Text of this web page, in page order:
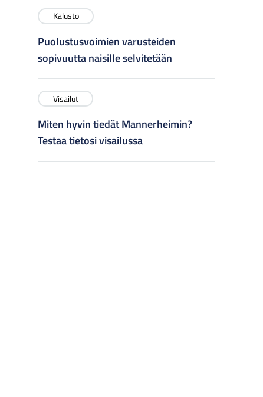
Kalusto
Puolustusvoimien varusteiden
sopivuutta naisille selvitetään
Visailut
Miten hyvin tiedät Mannerheimin?
Testaa tietosi visailussa